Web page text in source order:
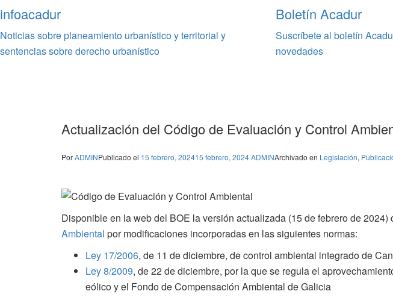
infoacadur
Noticias sobre planeamiento urbanístico y territorial y
sentencias sobre derecho urbanístico
Boletín Acadur
Suscríbete al boletín
novedades
Actualización del Código de Evaluación y Control
PorADMINPublicado el 15 febrero, 202415 febrero, 2024ADMINArchivado en Legislación,
Disponible en la web del BOE la versión actualizada (15 de febrero de 2024)
Ambiental por modificaciones incorporadas en las siguientes normas:
Ley 17/2006, de 11 de diciembre, de control ambiental integrado de
Ley 8/2009, de 22 de diciembre, por la que se regula el
eólico y el Fondo de Compensación Ambiental de Galicia